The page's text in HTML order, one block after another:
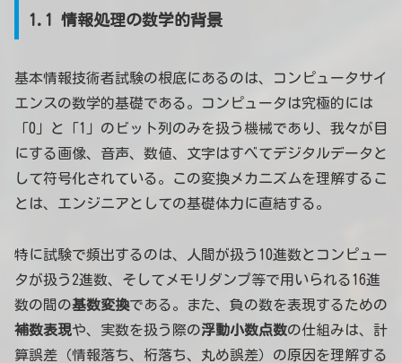
1.1 情報処理の数学的背景
基本情報技術者試験の根底にあるのは、コンピュータサイ
エンスの数学的基礎である。コンピュータは究極的には
「0」と「1」のビット列のみを扱う機械であり、我々が目
にする画像、音声、数値、文字はすべてデジタルデータと
して符号化されている。この変換メカニズムを理解するこ
とは、エンジニアとしての基礎体力に直結する。
特に試験で頻出するのは、人間が扱う10進数とコンピュー
タが扱う2進数、そしてメモリダンプ等で用いられる16進
数の間の基数変換である。また、負の数を表現するための
補数表現や、実数を扱う際の浮動小数点数の仕組みは、計
算誤差（情報落ち、桁落ち、丸め誤差）の原因を理解する